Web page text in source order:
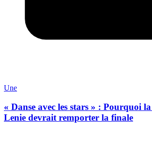
Une
« Danse avec les stars » : Pourquoi
Lenie devrait remporter la finale